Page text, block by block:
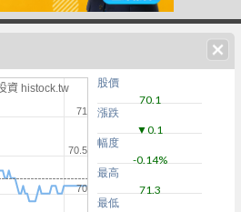
資 histock.tw
70
70.5
71
股價
70.1
漲跌
▼0.1
幅度
-0.14%
最高
71.3
最低